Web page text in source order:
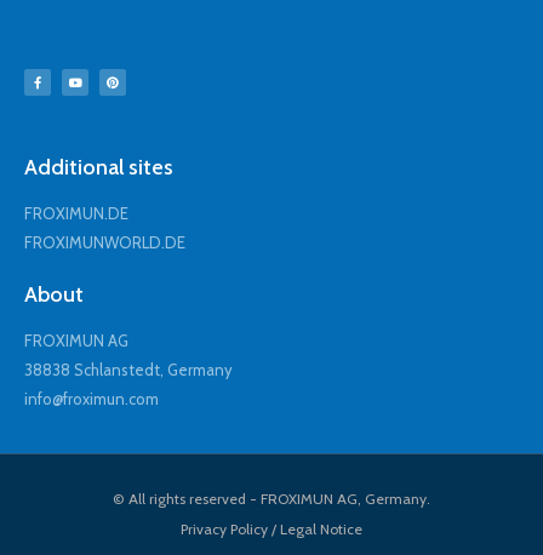
Additional sites
FROXIMUN.DE
FROXIMUNWORLD.DE
About
FROXIMUN AG
38838 Schlanstedt, Germany
info@froximun.com
© All rights reserved - FROXIMUN AG, Germany.
Privacy Policy / Legal Notice